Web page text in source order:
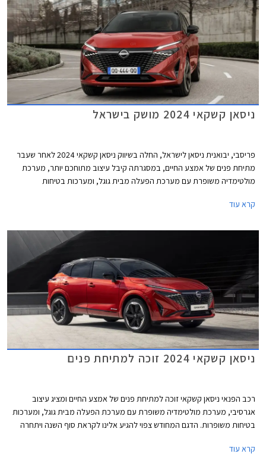
ניסאן קשקאי 2024 מושק בישראל
פריסבי, יבואנית ניסאן לישראל, החלה בשיווק ניסאן קשקאי 2024 לאחר שעבר
מתיחת פנים של אמצע החיים, במסגרתה קיבל עיצוב מתוחכם יותר, מערכת
מולטימדיה משופרת עם מערכת הפעלה מבית גוגל, ומערכות בטיחות
קרא עוד
ניסאן קשקאי 2024 זוכה למתיחת פנים
רכב הפנאי ניסאן קשקאי זוכה למתיחת פנים של אמצע החיים ומציג עיצוב
אגרסיבי, מערכת מולטימדיה משופרת עם מערכת הפעלה מבית גוגל, ומערכות
בטיחות משופרות. הדגם המחודש צפוי להגיע אלינו לקראת סוף השנה ויתחרה
אשר הוצג בדור חדש.
קרא עוד